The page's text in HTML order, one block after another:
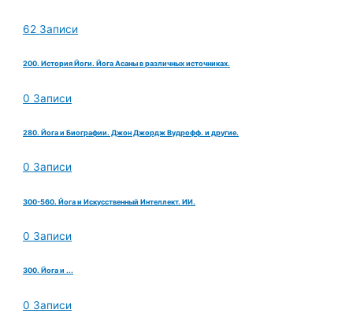
62 Записи
200. История Йоги. Йога Асаны в различных источниках.
0 Записи
280. Йога и Биографии. Джон Джордж Вудрофф. и другие.
0 Записи
300-560. Йога и Искусственный Интеллект. ИИ.
0 Записи
300. Йога и ...
0 Записи